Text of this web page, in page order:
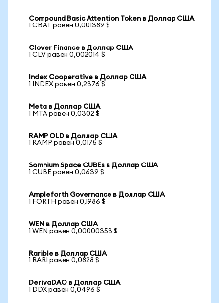
Compound Basic Attention Token в Доллар США
1 CBAT равен 0,001389 $
Clover Finance в Доллар США
1 CLV равен 0,002014 $
Index Cooperative в Доллар США
1 INDEX равен 0,2376 $
Meta в Доллар США
1 MTA равен 0,0302 $
RAMP OLD в Доллар США
1 RAMP равен 0,0175 $
Somnium Space CUBEs в Доллар США
1 CUBE равен 0,0639 $
Ampleforth Governance в Доллар США
1 FORTH равен 0,1986 $
WEN в Доллар США
1 WEN равен 0,00000353 $
Rarible в Доллар США
1 RARI равен 0,0828 $
DerivaDAO в Доллар США
1 DDX равен 0,0496 $